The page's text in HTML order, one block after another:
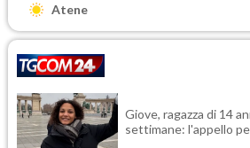
Atene
Giove, ragazza di 14
settimane: l'appello